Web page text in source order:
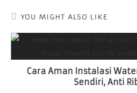
YOU MIGHT ALSO LIKE
Cara Aman Instalasi
Sendiri, Anti